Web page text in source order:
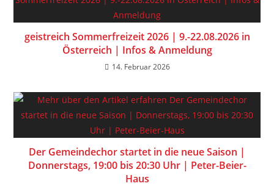
geistreich Sommerfreizeit 2026 | 9.-22.08.2026 in
Österreich | Infos & Anmeldung
14. Februar 2026
Der Gemeindechor startet in die neue Saison |
Donnerstags, 19:00 bis 20:30 Uhr | Peter-Beier-
Haus